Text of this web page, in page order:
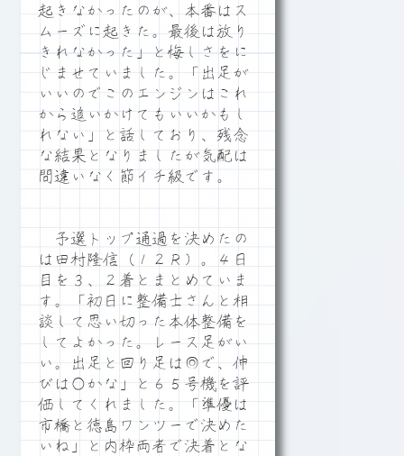
起きなかったのが、本番はス
ムーズに起きた。最後は放り
きれなかった」と悔しさをに
じませていました。「出足が
いいのでこのエンジンはこれ
から追いかけてもいいかもし
れない」と話しており、残念
な結果となりましたが気配は
間違いなく節イチ級です。
予選トップ通過を決めたの
は田村隆信（１２Ｒ）。４日
目を３、２着とまとめていま
す。「初日に整備士さんと相
談して思い切った本体整備を
してよかった。レース足がい
い。出足と回り足は◎で、伸
びは○かな」と６５号機を評
価してくれました。「準優は
市橋と徳島ワンツーで決めた
いね」と内枠両者で決着とな